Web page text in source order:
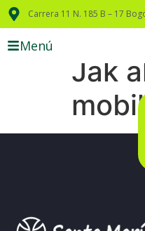
Carrera 11 N. 185 B – 17
Menú
Jak